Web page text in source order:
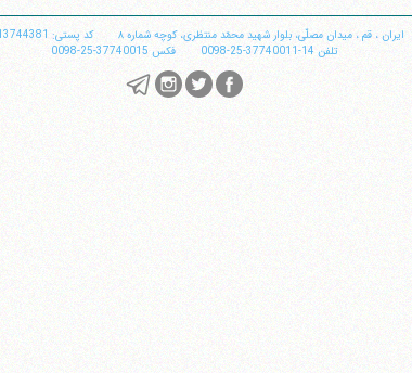
ایران ، قم ، میدان مصلّی، بلوار شهید محمّد منتظری، كوچه شماره ٨
کد پستی: 3713744381
تلفن 14-37740011-25-0098 فکس 37740015-25-0098
فکس37740015-25-98+